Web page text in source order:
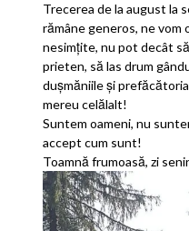
Trecerea de la august la
rămâne generos, ne
nesimțite, nu pot decât
prieten, să las drum
dușmăniile și
mereu celălalt!
Suntem oameni, nu
accept cum sunt!
Toamnă frumoasă, zi